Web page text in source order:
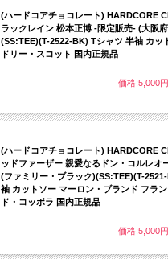
(ハードコアチョコレート) HARDCORE
ラックレイン 松本正博 -限定販売- (大阪
(SS:TEE)(T-2522-BK) Tシャツ 半袖 カッ
ドリー・スコット 国内正規品
価格:5,000
(ハードコアチョコレート) HARDCORE
ッドファーザー 親愛なるドン・コルレオ
(ファミリー・ブラック)(SS:TEE)(T-
袖 カットソー マーロン・ブランド フラ
ド・コッポラ 国内正規品
価格:5,000